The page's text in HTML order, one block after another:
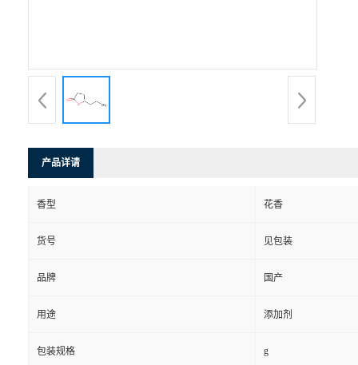
产品详请
香型 花香
货号 见包装
品牌 国产
用途 添加剂
包装规格 g